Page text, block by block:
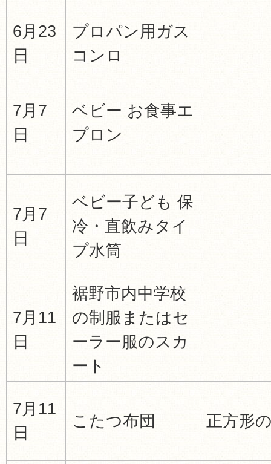
6月23
日
プロパン用ガス
コンロ
7月7
日
ベビー お食事エ
プロン
7月7
日
ベビー子ども 保
冷・直飲みタイ
プ水筒
7月11
日
裾野市内中学校
の制服またはセ
ーラー服のスカ
ート
7月11
日
こたつ布団 正方形